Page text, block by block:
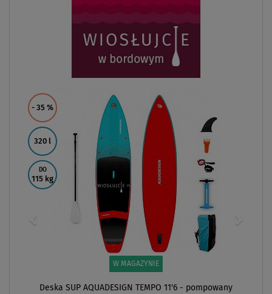
- 35 %
320 l
DO
115 kg
W MAGAZYNIE
Deska SUP AQUADESIGN TEMPO 11'6 - pompowany